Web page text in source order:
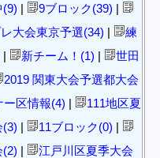
(9) | 9ブロック(39) |
大会東京予選(34) |
練
| 新チーム！(1) |
世田
2019 関東大会予選都大会
ー区情報(4) |
111地区夏
| 11ブロック(0) |
(2) |
江戸川区夏季大会